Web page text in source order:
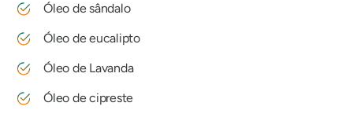
Óleo de sândalo
Óleo de eucalipto
Óleo de Lavanda
Óleo de cipreste